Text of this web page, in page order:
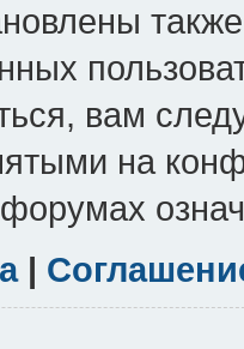
вам
на
|